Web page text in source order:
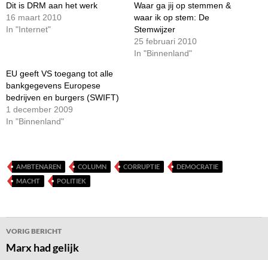
Dit is DRM aan het werk
16 maart 2010
In "Internet"
Waar ga jij op stemmen &
waar ik op stem: De
Stemwijzer
25 februari 2010
In "Binnenland"
EU geeft VS toegang tot alle
bankgegevens Europese
bedrijven en burgers (SWIFT)
1 december 2009
In "Binnenland"
AMBTENAREN COLUMN CORRUPTIE
DEMOCRATIE
MACHT
POLITIEK
Bericht
navigatie
VORIG BERICHT
Marx had gelijk